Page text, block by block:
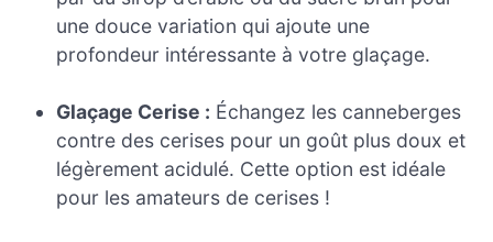
une douce variation qui ajoute une
profondeur intéressante à votre glaçage.
Glaçage Cerise : Échangez les canneberges
contre des cerises pour un goût plus doux et
légèrement acidulé. Cette option est idéale
pour les amateurs de cerises !